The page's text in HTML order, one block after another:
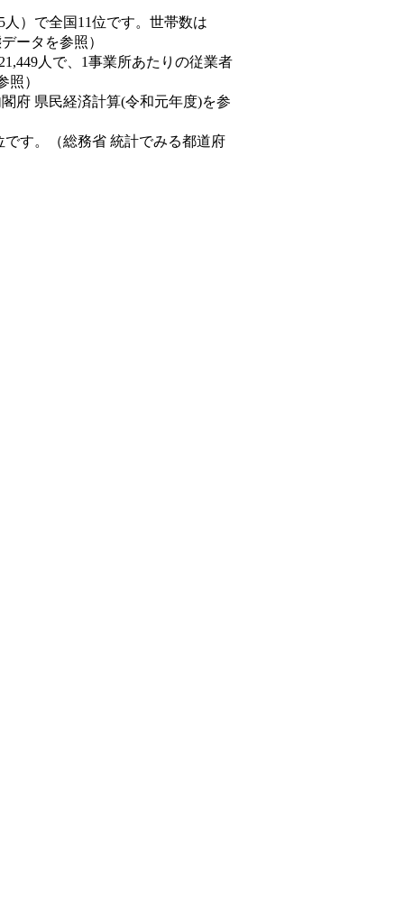
人）で全国11位です。世帯数は
ータを参照）
人で、1事業所あたりの従業者
照）
府 県民経済計算(令和元年度)を参
す。（総務省 統計でみる都道府